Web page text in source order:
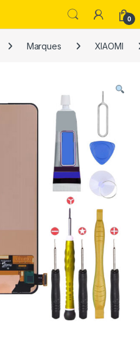
0
Marques XIAOMI